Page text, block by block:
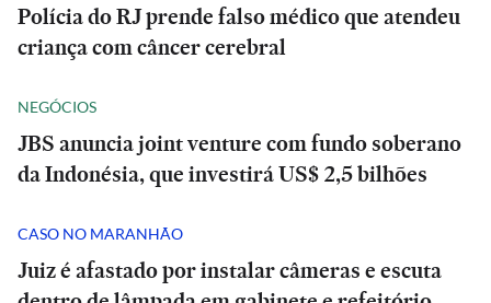
Polícia do RJ prende falso médico que atendeu
criança com câncer cerebral
NEGÓCIOS
JBS anuncia joint venture com fundo soberano
da Indonésia, que investirá US$ 2,5 bilhões
CASO NO MARANHÃO
Juiz é afastado por instalar câmeras e escuta